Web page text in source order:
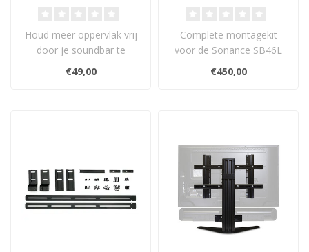
Houd meer oppervlak vrij
door je soundbar te
installeren met deze
speciale beuge..
€49,00
Complete montagekit
voor de Sonance SB46L
soundbar. Inclusief
onderdelen voor VE..
€450,00